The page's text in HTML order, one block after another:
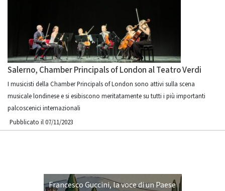
Salerno, Chamber Principals of London al Teatro Verdi
I musicisti della Chamber Principals of London sono attivi sulla scena
musicale londinese e si esibiscono meritatamente su tutti i più importanti
palcoscenici internazionali
Pubblicato il 07/11/2023
Francesco Guccini, la voce di un Paese